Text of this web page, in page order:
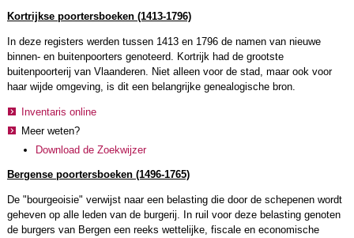
Kortrijkse poortersboeken (1413-1796)
In deze registers werden tussen 1413 en 1796 de namen van nieuwe
binnen- en buitenpoorters genoteerd. Kortrijk had de grootste
buitenpoorterij van Vlaanderen. Niet alleen voor de stad, maar ook voor
haar wijde omgeving, is dit een belangrijke genealogische bron.
Inventaris online
Meer weten?
Download de Zoekwijzer
Bergense poortersboeken (1496-1765)
De "bourgeoisie" verwijst naar een belasting die door de schepenen wordt
geheven op alle leden van de burgerij. In ruil voor deze belasting genoten
de burgers van Bergen een reeks wettelijke, fiscale en economische